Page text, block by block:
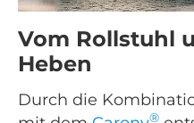
Vom Rollstuhl
Heben
Durch die
®